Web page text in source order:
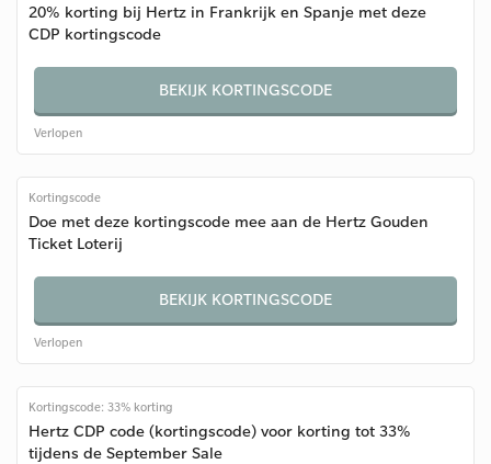
20% korting bij Hertz in Frankrijk en Spanje met deze
CDP kortingscode
BEKIJK KORTINGSCODE
Verlopen
Kortingscode
Doe met deze kortingscode mee aan de Hertz Gouden
Ticket Loterij
BEKIJK KORTINGSCODE
Verlopen
Kortingscode: 33% korting
Hertz CDP code (kortingscode) voor korting tot 33%
tijdens de September Sale